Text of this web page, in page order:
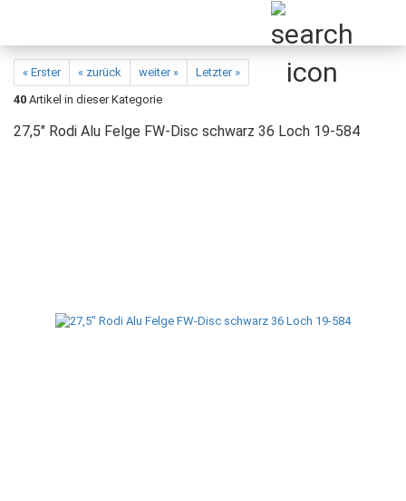
« Erster « zurück weiter »
Letzter »
40 Artikel in dieser Kategorie
27,5" Rodi Alu Felge FW-Disc schwarz 36 Loch 19-584